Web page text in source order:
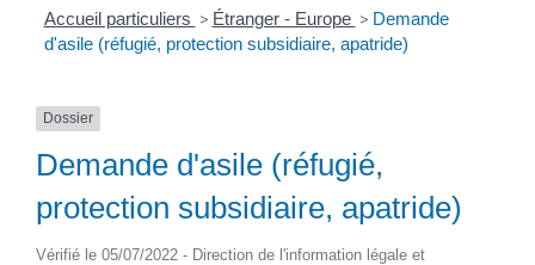
Accueil particuliers > Étranger - Europe > Demande
d'asile (réfugié, protection subsidiaire, apatride)
Dossier
Demande d'asile (réfugié,
protection subsidiaire, apatride)
Vérifié le 05/07/2022 - Direction de l'information légale et